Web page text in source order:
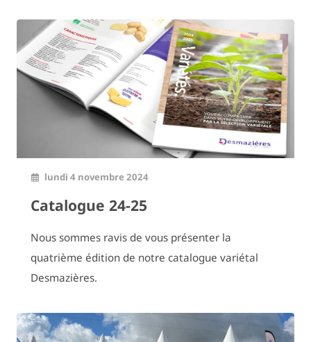
lundi 4 novembre 2024
Catalogue 24-25
Nous sommes ravis de vous présenter la
quatrième édition de notre catalogue variétal
Desmazières.